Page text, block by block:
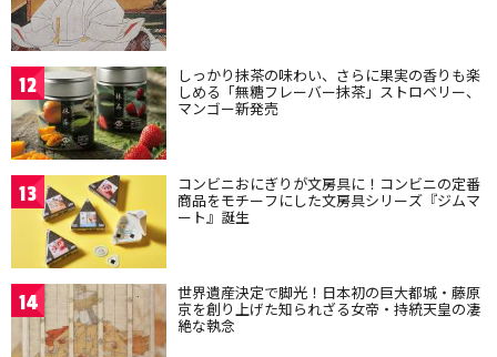
12 しっかり抹茶の味わい、さらに果実の香りも楽
しめる「無糖フレーバー抹茶」ストロベリー、
マンゴー新発売
13 コンビニおにぎりが文房具に！コンビニの定番
商品をモチーフにした文房具シリーズ『ジムマ
ート』誕生
14 世界遺産決定で脚光！日本初の巨大都城・藤原
京を創り上げた知られざる女帝・持統天皇の凄
絶な執念